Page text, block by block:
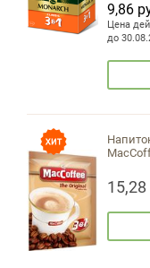
9,86
Цена
до